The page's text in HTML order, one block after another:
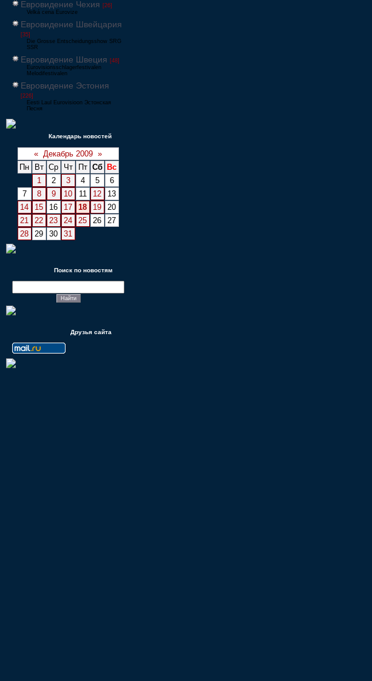
Евровидение Чехия [26]
Velká cena Eurovize
Евровидение Швейцария
[35]
Die Grosse Entscheidungsshow SRG
SSR
Евровидение Швеция [48]
Eurovisionsschlagerfestivalen
Melodifestivalen
Евровидение Эстония
[226]
Eesti Laul Eurovisioon Эстонская
Песня
Календарь новостей
« Декабрь 2009 »
Пн
Вт Ср Чт Пт Сб
Вс
1
2 3 4 5
6
7
8 9 10 11 12
13
14
15 16 17 18 19
20
21
22 23 24 25 26
27
28
29 30 31
Поиск по новостям
Друзья сайта